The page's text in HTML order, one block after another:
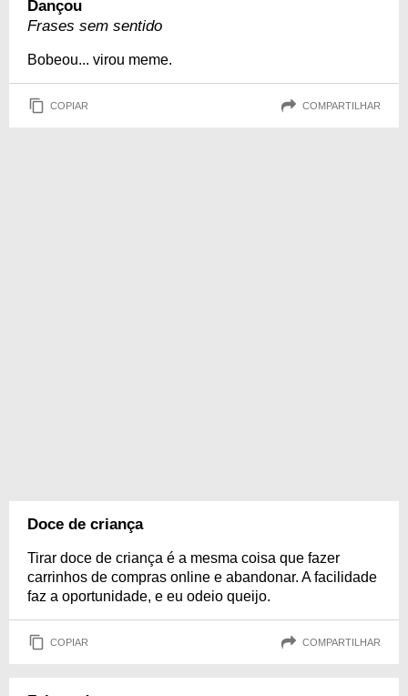
Dançou
Frases sem sentido
Bobeou... virou meme.
COPIAR COMPARTILHAR
Doce de criança
Tirar doce de criança é a mesma coisa que fazer
carrinhos de compras online e abandonar. A facilidade
faz a oportunidade, e eu odeio queijo.
COPIAR COMPARTILHAR